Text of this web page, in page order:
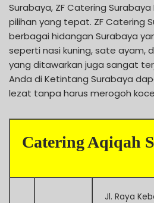
Surabaya, ZF Catering
pilihan yang tepat. ZF Catering
berbagai hidangan Surabaya
seperti nasi kuning, sate ayam,
yang ditawarkan juga sangat
Anda di Ketintang Surabaya
lezat tanpa harus merogoh
Catering Aqiqah
Jl. Raya